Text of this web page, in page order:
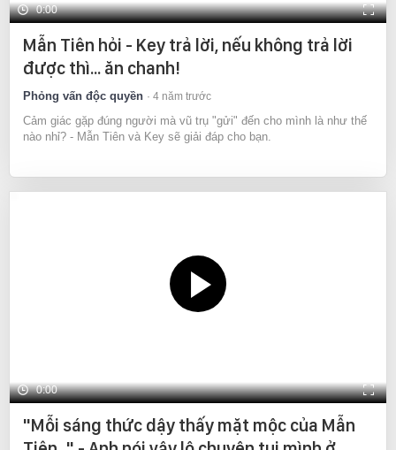
0:00
Mẫn Tiên hỏi - Key trả lời, nếu không trả lời
được thì... ăn chanh!
Phỏng vấn độc quyền 4 năm trước
Cảm giác gặp đúng người mà vũ trụ "gửi" đến cho mình là như thế
nào nhỉ? - Mẫn Tiên và Key sẽ giải đáp cho bạn.
0:00
"Mỗi sáng thức dậy thấy mặt mộc của Mẫn